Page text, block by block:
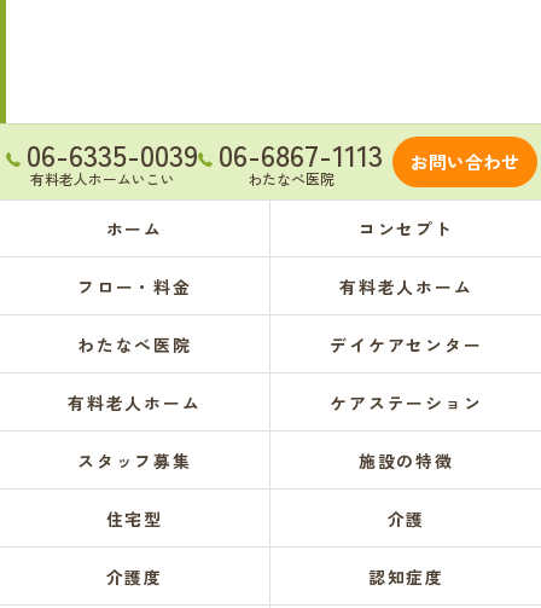
06-6335-0039
有料老人ホームいこい
06-6867-1113
わたなべ医院
お問い合わせ
ホーム コンセプト
フロー・料金 有料老人ホーム
わたなべ医院 デイケアセンター
有料老人ホーム ケアステーション
スタッフ募集 施設の特徴
住宅型 介護
介護度 認知症度